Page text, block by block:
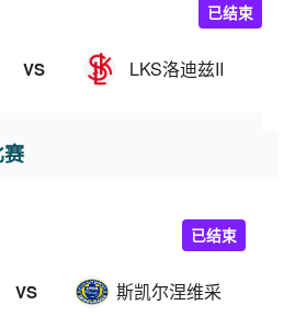
VS LKS洛迪兹II
已结束
VS 斯凯尔涅维采
已结束